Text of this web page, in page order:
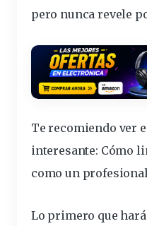
pero nunca revele
Te recomiendo ver
interesante: Cómo
como un profesional
Lo primero que